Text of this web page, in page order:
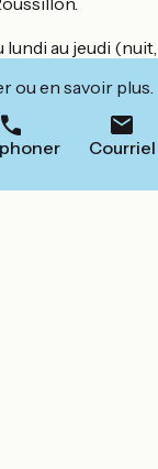
lundi au jeudi
ou en savoir plus.
Courriel